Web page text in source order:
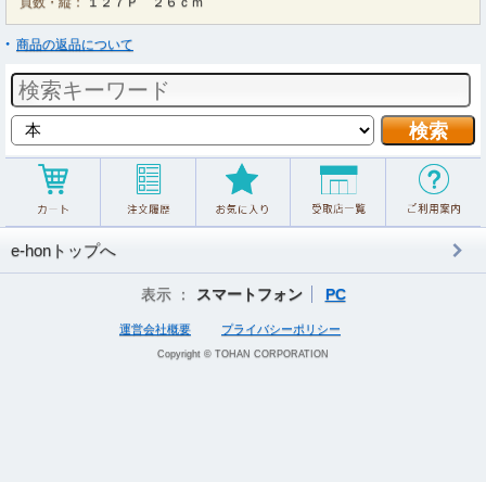
商品の返品について
e-honトップへ
表示 ： スマートフォン PC
運営会社概要 プライバシーポリシー
Copyright © TOHAN CORPORATION